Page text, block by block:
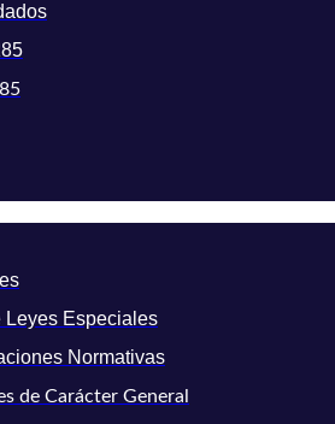
Leyes Especiales
Normativas
de Carácter General